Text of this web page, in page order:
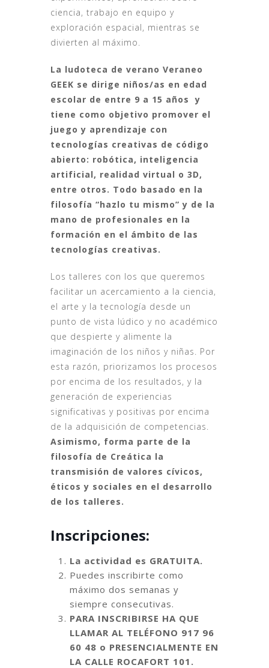
ciencia, trabajo en equipo y
exploración espacial, mientras se
divierten al máximo.
La ludoteca de verano Veraneo
GEEK se dirige niños/as en edad
escolar de entre 9 a 15 años y
tiene como objetivo promover el
juego y aprendizaje con
tecnologías creativas de código
abierto: robótica, inteligencia
artificial, realidad virtual o 3D,
entre otros. Todo basado en la
filosofía “hazlo tu mismo” y de la
mano de profesionales en la
formación en el ámbito de las
tecnologías creativas.
Los talleres con los que queremos
facilitar un acercamiento a la ciencia,
el arte y la tecnología desde un
punto de vista lúdico y no académico
que despierte y alimente la
imaginación de los niños y niñas. Por
esta razón, priorizamos los procesos
por encima de los resultados, y la
generación de experiencias
significativas y positivas por encima
de la adquisición de competencias.
Asimismo, forma parte de la
filosofía de Creática la
transmisión de valores cívicos,
éticos y sociales en el desarrollo
de los talleres.
Inscripciones:
La actividad es GRATUITA.
Puedes inscribirte como
máximo dos semanas y
siempre consecutivas.
PARA INSCRIBIRSE HA QUE
LLAMAR AL TELÉFONO 917 96
60 48 o PRESENCIALMENTE EN
LA CALLE ROCAFORT 101.